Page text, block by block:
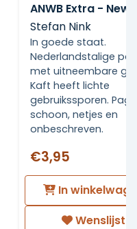
ANWB Extra - New
Stefan Nink
In goede staat.
Nederlandstalige
met uitneembare
Kaft heeft lichte
gebruikssporen.
schoon, netjes en
onbeschreven.
€3,95
In
Wenslijst